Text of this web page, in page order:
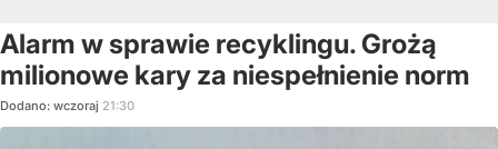
Alarm w sprawie recyklingu. Grożą
milionowe kary za niespełnienie norm
Dodano: wczoraj 21:30